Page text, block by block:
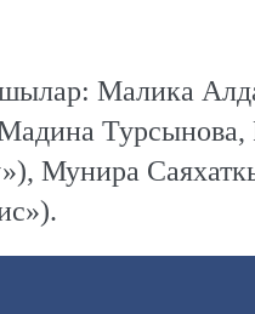
Малика
Турсынова,
Мунира